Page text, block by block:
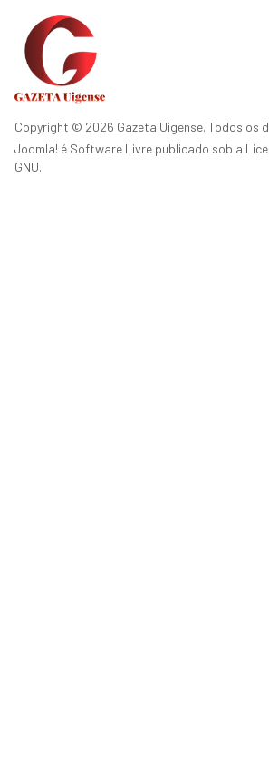
Copyright © 2026 Gazeta Uigense. Todos os
Joomla! é Software Livre publicado sob a
GNU.